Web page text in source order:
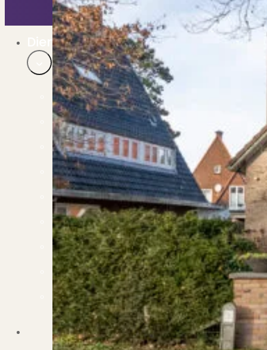
Bekijk ons huuraanbod..
Nieuwbouw projecten
De toekomst, te koop..
Diensten
Verkoop
Begeleiding naar een succesvolle verkoop
Aankoop
Samen vinden wij jouw droomwoning
Taxatie
Voldoe aan alle wettelijke eisen
Stille Verkoop
Verkoop jouw huis discreet..
Nieuwbouw verkopen
Vraagt om specialistische kennis...
Verhuren
Verhuur uw woning via ons netwerk
Verhuur & Beheer
Huurwoningen én beheer op maat
Verbouwen
Wil jij jouw huis renoveren? Geen probleem!
Alle diensten
Bekijk het overzicht van alle diensten..